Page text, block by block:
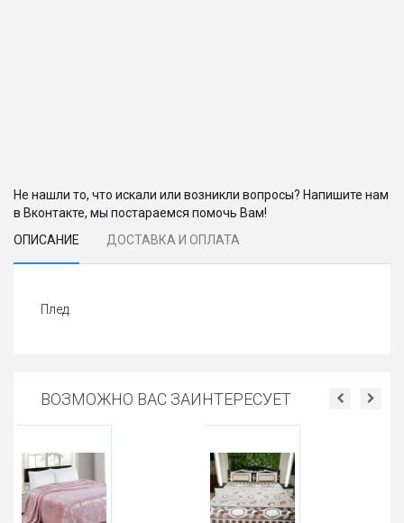
Не нашли то, что искали или возникли вопросы? Напишите нам
в Вконтакте, мы постараемся помочь Вам!
ОПИСАНИЕ
ДОСТАВКА И ОПЛАТА
Плед.
ВОЗМОЖНО ВАС ЗАИНТЕРЕСУЕТ